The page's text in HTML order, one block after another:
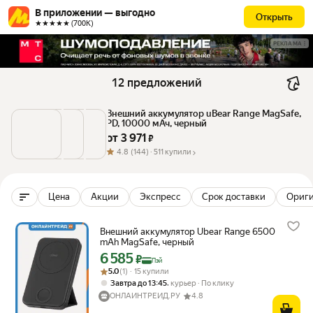
В приложении — выгодно
★★★★★ (700К)
Открыть
РЕКЛАМА
12 предложений
Внешний аккумулятор uBear Range MagSafe,
PD, 10000 мАч, черный
от 3 971 ₽
4.8 (144) · 511 купили
Цена Акции Экспресс Срок доставки
Внешний аккумулятор Ubear Range 6500
mAh MagSafe, черный
Цена с картой Яндекс Пэй 6585 ₽ вместо
6 585₽ Пэй
Рейтинг товара: 5.0 из 5
Оценок: (1) · 15 купили
5.0(1) · 15 купили
Завтра до 13:45, курьер
По клику
ОНЛАЙНТРЕЙД.РУ
4.8